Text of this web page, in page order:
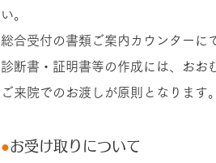
い。
総合受付の書類ご案内カウンターに
診断書・証明書等の作成には、おお
ご来院でのお渡しが原則となります
●お受け取りについて